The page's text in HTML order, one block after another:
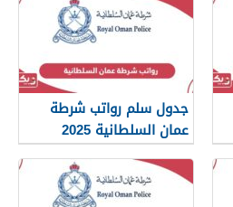
جدول سلم رواتب شرطة
عمان السلطانية 2025